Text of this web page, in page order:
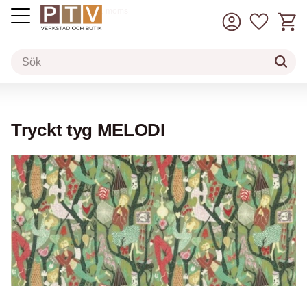
inkl. moms
Tryckt tyg MELODI